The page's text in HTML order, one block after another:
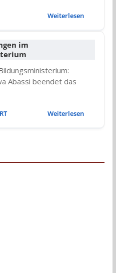
Weiterlesen
im
Abassi beendet das
Weiterlesen